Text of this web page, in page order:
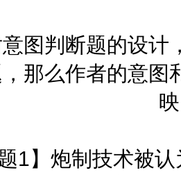
判断题的设计
那么作者的意图
炮制技术被认